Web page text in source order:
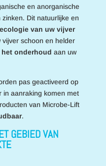
en anorganische
Dit natuurlijke en
ecologie van uw vijver
vijver schoon en helder
onderhoud aan uw
pas geactiveerd op
in aanraking komen met
van Microbe-Lift
.
GEBIED VAN